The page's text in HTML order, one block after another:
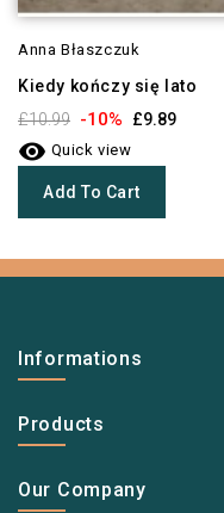
Anna Błaszczuk
Kiedy kończy się lato
£10.99 -10% £9.89
 Quick view
Add To Cart
Informations
Products
Our Company